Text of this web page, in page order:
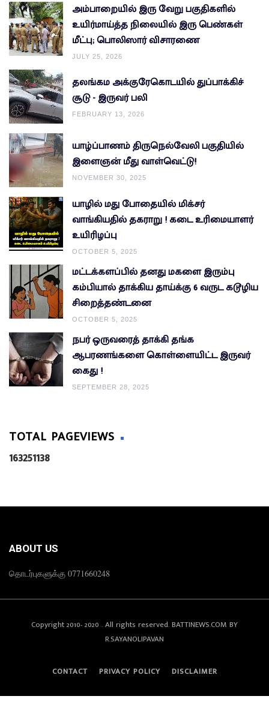
அம்பாறையில் இரு வேறு பகுதிகளில்
உயிர்மாய்த்த நிலையில் இரு பெண்கள்
மீட்பு; பொலிஸார் விசாரணை
JULY 25, 2026
தலங்கம அக்குரேகொடயில் துப்பாக்கிச்
சூடு - இருவர் பலி
FEBRUARY 13, 2026
யாழ்ப்பாணம் திருநெல்வேலி பகுதியில்
இளைஞன் மீது வாள்வெட்டு!
NOVEMBER 30, 2025
யாழில் மது போதையில் மிக்சர்
வாங்கியதில் தகராறு ! கடை உரிமையாளர்
உயிரிழப்பு
OCTOBER 5, 2025
மட்டக்களப்பில் தனது மகளை இரும்பு
கம்பியால் தாக்கிய தாய்க்கு 6 வருட கடூழிய
சிறைத்தண்டனை
OCTOBER 5, 2025
நபர் ஒருவரைத் தாக்கி தங்க
ஆபரணங்களை கொள்ளையிட்ட இருவர்
கைது !
SEPTEMBER 28, 2025
TOTAL PAGEVIEWS
163251138
ABOUT US
தொடர்புகளுக்கு 0771660248
Copyright 2010- 2020 . All rights reserved. BATTINEWS.COM BY
R.SAYANOLIPAVAN
CONTACT PRIVACY POLICY DISCLAIMER